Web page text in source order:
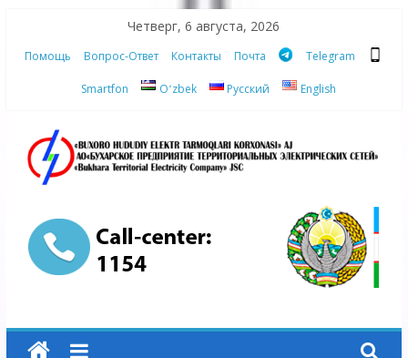
content
Четверг, 6 августа, 2026
Помощь Вопрос-Ответ Контакты Почта Telegram
Smartfon Oʻzbek Русский English
АО
"Бухарское
Предприятие